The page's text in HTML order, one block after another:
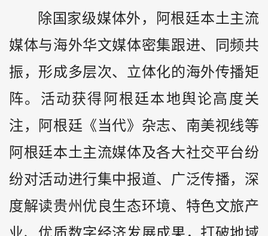
除国家级媒体外，阿根廷本土主流
媒体与海外华文媒体密集跟进、同频共
振，形成多层次、立体化的海外传播矩
阵。活动获得阿根廷本地舆论高度关
注，阿根廷《当代》杂志、南美视线等
阿根廷本土主流媒体及各大社交平台纷
纷对活动进行集中报道、广泛传播，深
度解读贵州优良生态环境、特色文旅产